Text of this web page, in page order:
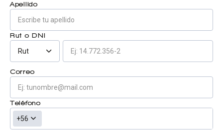
Centro de ayuda
Ver todo autos nuevos
Doble cabina
Apellido
Rut o DNI
Rut
Correo
Teléfono
+56